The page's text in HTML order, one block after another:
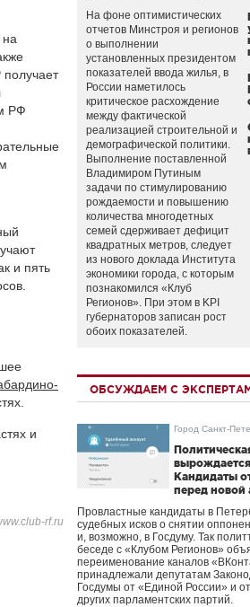
РФ
и пять
и
rf.ru
На фоне оптимистических
отчетов Минстроя и регионов
о выполнении
установленных президентом
показателей ввода жилья, в
России наметилось
критическое расхождение
между фактической
реализацией строительной и
демографической политики.
Выполнение поставленной
Владимиром Путиным
задачи по стимулированию
рождаемости и повышению
количества многодетных
семей сдерживает дефицит
квадратных метров, следует
из нового доклада Института
экономики города, с которым
познакомился «Клуб
Регионов». При этом в KPI
губернаторов записан рост
обоих показателей.
ОБСУЖДАЕМ С
Город Санкт-
Кандидаты
перед новой
Провластные кандидаты в
судебных исков о снятии
и, возможно, в Госдуму. Так
беседе с «Клубом Регионов»
переименование каналов
принадлежали депутатам
Госдумы от «Единой России» и
других парламентских партий.